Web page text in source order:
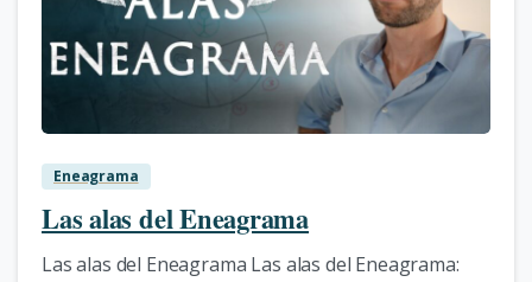
Eneagrama
Las alas del Eneagrama
Las alas del Eneagrama Las alas del Eneagrama: